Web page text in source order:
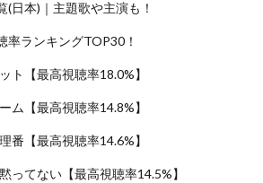
日本)｜主題歌や主演も！
率ランキングTOP30！
ト【最高視聴率18.0%】
ム【最高視聴率14.8%】
番【最高視聴率14.6%】
ってない【最高視聴率14.5%】